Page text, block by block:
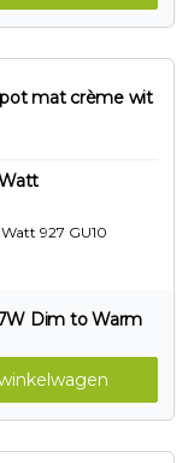
mat crème wit
927 GU10
Dim to Warm